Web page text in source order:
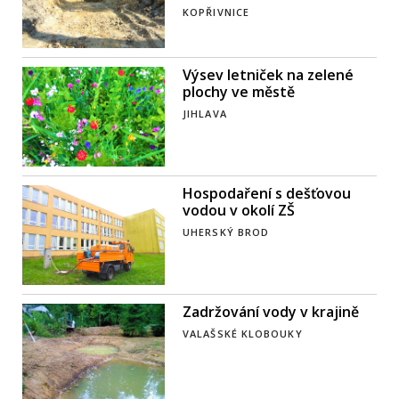
KOPŘIVNICE
Výsev letniček na zelené
plochy ve městě
JIHLAVA
Hospodaření s dešťovou
vodou v okolí ZŠ
UHERSKÝ BROD
Zadržování vody v krajině
VALAŠSKÉ KLOBOUKY